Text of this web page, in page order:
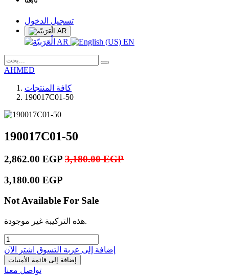
تسجيل الدخول
AR
AR EN
AHMED
كافة المنتجات
190017C01-50
190017C01-50
2,862.00 EGP 3,180.00EGP
3,180.00 EGP
Not Available For Sale
هذه التركيبة غير موجودة.
إضافة إلى عربة التسوق اشترِ الآن
إضافة إلى قائمة الأمنيات
تواصل معنا